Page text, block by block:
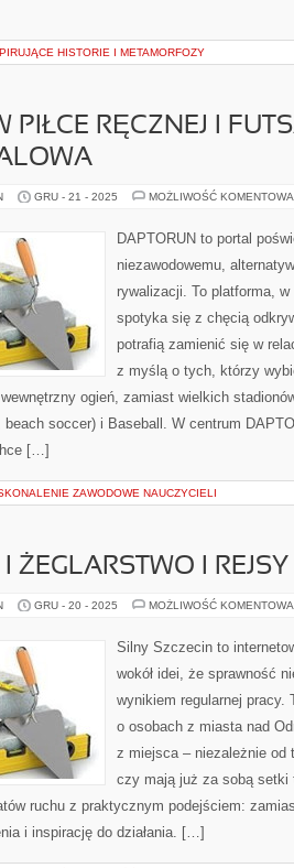
HISTORIE I METAMORFOZY
PIŁCE RĘCZNEJ I
GRU - 21 - 2025 MOŻLIWOŚĆ
DAPTORUN to portal
niezawodowemu,
rywalizacji. To platforma,
spotyka się z chęcią
potrafią zamienić się w
z myślą o tych, którzy
ogień, zamiast wielkich
soccer) i Baseball. W centrum
[…]
ZAWODOWE NAUCZYCIELI
ŻEGLARSTWO I REJSY
GRU - 20 - 2025 MOŻLIWOŚĆ
Silny Szczecin to
wokół idei, że sprawność
wynikiem regularnej pracy.
o osobach z miasta nad
z miejsca – niezależnie od
czy mają już za sobą setki
ruchu z praktycznym podejściem:
i inspirację do działania. […]